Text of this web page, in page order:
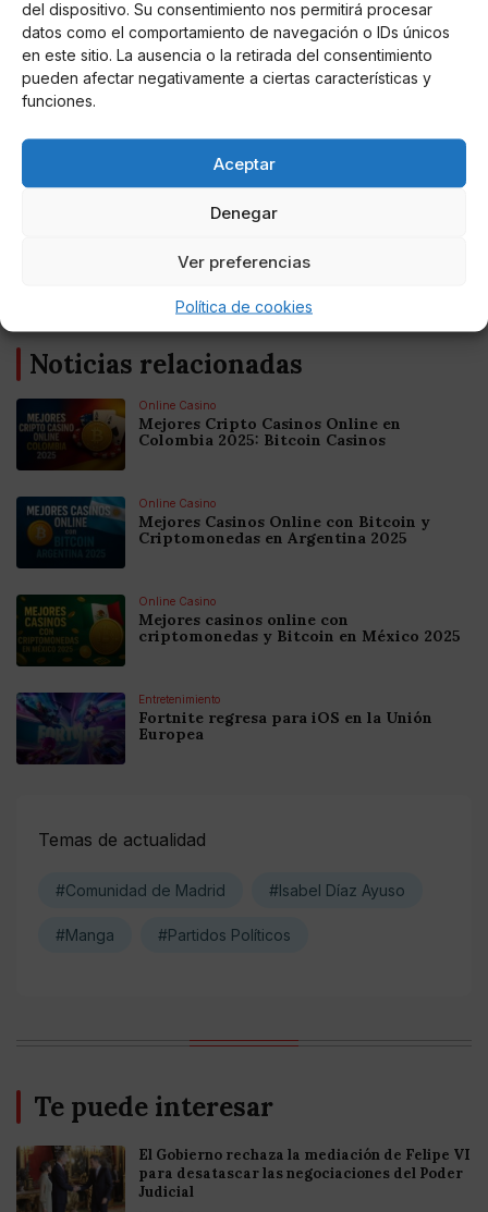
del dispositivo. Su consentimiento nos permitirá procesar
datos como el comportamiento de navegación o IDs únicos
en este sitio. La ausencia o la retirada del consentimiento
pueden afectar negativamente a ciertas características y
funciones.
Aceptar
Denegar
Ver preferencias
Política de cookies
bases de datos de la información necesaria para
asegurar la trazabilidad de los vacunados. Esta vacuna
se administra en dos dosis: una primera y, a los 21
días, la segunda. La inmunidad se adquiere siete días
Miguel P. Montes
Noticias relacionadas
Online Casino
Mejores Cripto Casinos Online en
Colombia 2025: Bitcoin Casinos
Online Casino
Mejores Casinos Online con Bitcoin y
Criptomonedas en Argentina 2025
Online Casino
Mejores casinos online con
criptomonedas y Bitcoin en México 2025
Entretenimiento
Fortnite regresa para iOS en la Unión
Europea
Temas de actualidad
#Comunidad de Madrid #Isabel Díaz Ayuso
#Manga #Partidos Políticos
Te puede interesar
El Gobierno rechaza la mediación de Felipe VI
para desatascar las negociaciones del Poder
Judicial